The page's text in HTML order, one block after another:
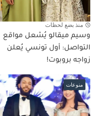
منذ بضع لحظات
وسيم ميقالو يُشعل مواقع
التواصل: أول تونسي يُعلن
زواجه بروبوت!
منوعات